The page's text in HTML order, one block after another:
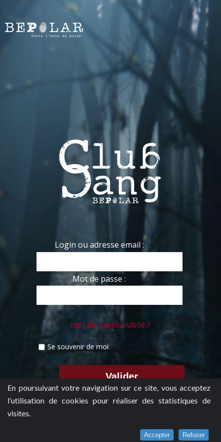
En poursuivant votre navigation sur ce site, vous acceptez
l’utilisation de cookies pour réaliser des statistiques de
visites.
Accepter Refuser
Login ou adresse email :
Mot de passe :
mot de passe oublié ?
Se souvenir de moi